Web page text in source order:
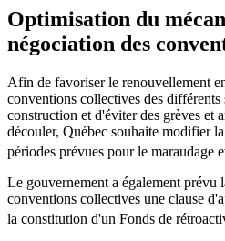
Optimisation du
négociation des
Afin de favoriser le renouvellement
conventions collectives des différents
construction et d'éviter des grèves et
découler, Québec souhaite modifier
périodes prévues pour le maraudage
Le gouvernement a également prévu
conventions collectives une clause
la constitution d'un Fonds de